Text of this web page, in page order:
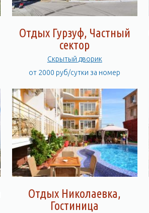
Отдых Гурзуф, Частный
сектор
Скрытый дворик
от 2000 руб/сутки за номер
Отдых Николаевка,
Гостиница